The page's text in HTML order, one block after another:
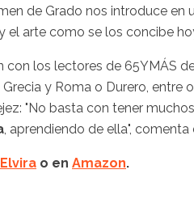
de Grado nos introduce en
arte como se los concibe
los lectores de 65YMÁS
y Roma o Durero, entre
"No basta con tener
, aprendiendo de ella",
o en Amazon.